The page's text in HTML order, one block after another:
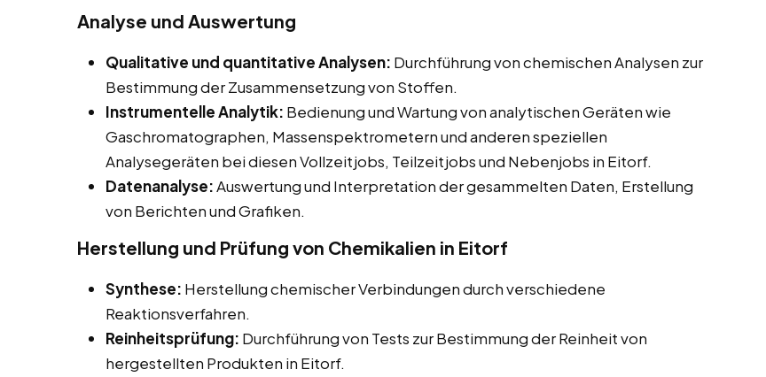
Analyse und Auswertung
Qualitative und quantitative Analysen: Durchführung von chemischen Analysen zur
Bestimmung der Zusammensetzung von Stoffen.
Instrumentelle Analytik: Bedienung und Wartung von analytischen Geräten wie
Gaschromatographen, Massenspektrometern und anderen speziellen
Analysegeräten bei diesen Vollzeitjobs, Teilzeitjobs und Nebenjobs in Eitorf.
Datenanalyse:Auswertung und Interpretation der gesammelten Daten, Erstellung
von Berichten und Grafiken.
Herstellung und Prüfung von Chemikalien in Eitorf
Synthese: Herstellung chemischer Verbindungen durch verschiedene
Reaktionsverfahren.
Reinheitsprüfung: Durchführung von Tests zur Bestimmung der Reinheit von
hergestellten Produkten in Eitorf.